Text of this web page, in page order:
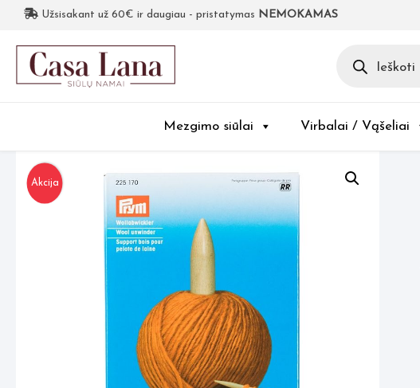
Užsisakant už 60€ ir daugiau - pristatymas NEMOKAMAS
search
Mezgimo siūlai Virbalai / Vąšeliai
Akcija